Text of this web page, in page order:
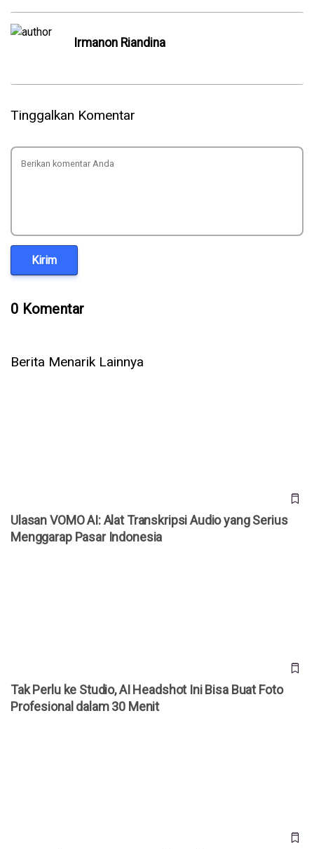
Irmanon Riandina
Tinggalkan Komentar
Kirim
0 Komentar
Berita Menarik Lainnya
Ulasan VOMO AI: Alat Transkripsi Audio yang Serius
Menggarap Pasar Indonesia
Tak Perlu ke Studio, AI Headshot Ini Bisa Buat Foto
Profesional dalam 30 Menit